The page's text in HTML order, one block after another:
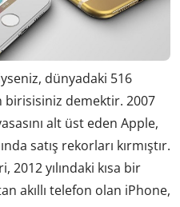
dünyadaki 516
birisisiniz demektir. 2007
alt üst eden Apple,
satış rekorları kırmıştır.
yılındaki kısa bir
akıllı telefon olan iPhone,